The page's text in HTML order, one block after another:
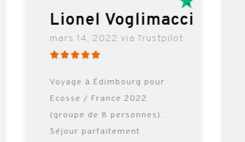
Lionel Voglimacci
mars 14, 2022 via Trustpilot
Voyage à Édimbourg pour
Ecosse / France 2022
(groupe de 8 personnes).
Séjour parfaitement